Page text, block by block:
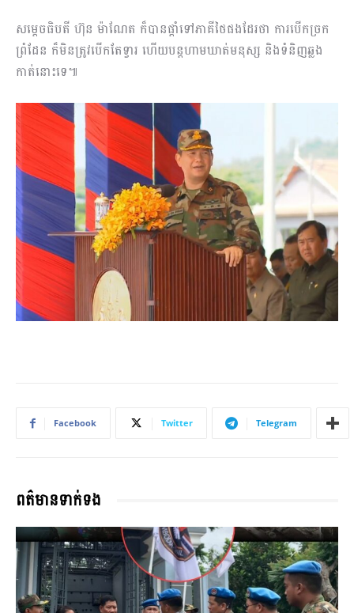
សម្ដេចធិបតី ហ៊ុន ម៉ាណែត ក៏បានផ្តាំទៅភាគីថៃផងដែរថា ការបើកច្រក
ព្រំដែន ក៏មិនត្រូវបើកតែទ្វារ ហើយបន្តហាមឃាត់មនុស្ស និងទំនិញឆ្លង
កាត់នោះទេ៕
Facebook Twitter Telegram
ពត៌មានទាក់ទង